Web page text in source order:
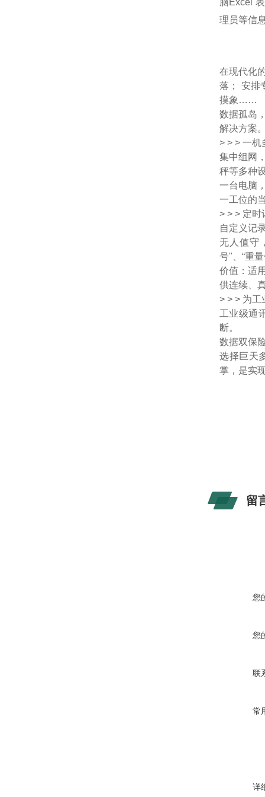
脑Excel
理员等信
在现代化
落； 安排
摸象……
数据孤岛
解决方案
> > > 一
集中组网
秤等多种
一台电脑
一工位的
> > > 定
自定义记
无人值守
号"、“重
价值：适
供连续、
> > > 为工
工业级通
断。
数据双保
选择巨天
掌，是实
留
您
您
联
常
详